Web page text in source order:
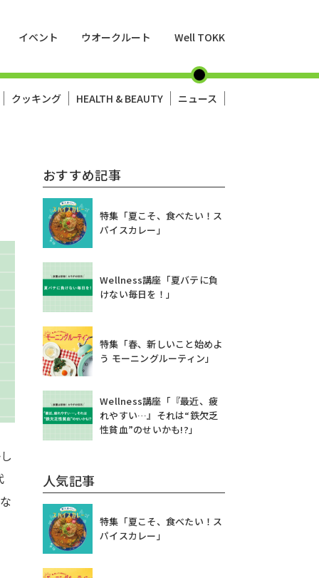
イベント ウオークルート Well TOKK
クッキング HEALTH & BEAUTY ニュース
おすすめ記事
特集「夏こそ、食べたい！ス
パイスカレー」
Wellness講座「夏バテに負
けない毎日を！」
特集「春、新しいこと始めよ
う モーニングルーティン」
Wellness講座「『最近、疲
れやすい…』それは“鉄欠乏
性貧血”のせいかも!?」
人気記事
特集「夏こそ、食べたい！ス
パイスカレー」